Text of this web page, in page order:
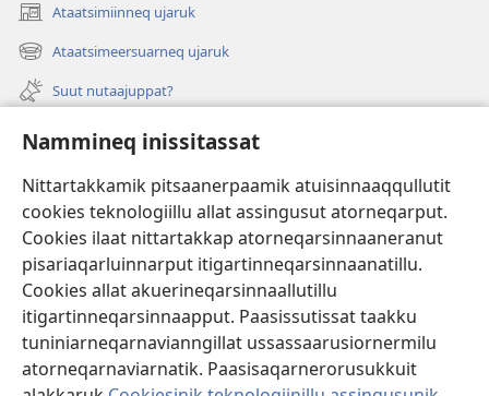
Nammineq inissitassat
Nittartakkamik pitsaanerpaamik atuisinnaaqqullutit
cookies teknologiillu allat assingusut atorneqarput.
Cookies ilaat nittartakkap atorneqarsinnaaneranut
pisariaqarluinnarput itigartinneqarsinnaanatillu.
Cookies allat akuerineqarsinnaallutillu
itigartinneqarsinnaapput. Paasissutissat taakku
tuniniarneqarnavianngillat ussassaarusiornermilu
atorneqarnaviarnatik. Paasisaqarnerorusukkuit
Ataatsimiinneq ujaruk
(opens
new
window)
Ataatsimeersuarneq ujaruk
(opens
new
window)
Suut nutaajuppat?
Isiginnaagassiat
Tunissuteqarneq
(opens
new
window)INTERNETIKKUT ATUAGAATEQARFIK Watchtower™
(opens
new
window)JW Hub ®
(opens
new
window)